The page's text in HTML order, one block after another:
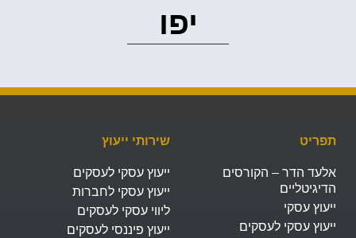
יפו‭
תפריט
אלעד הדר – הקורסים
הדיגיטליים
ייעוץ עסקי
ייעוץ עסקי לעסקים
שירותי ייעוץ
ייעוץ עסקי לעסקים
ייעוץ עסקי לחברות
ליווי עסקי לעסקים
ייעוץ פיננסי לעסקים